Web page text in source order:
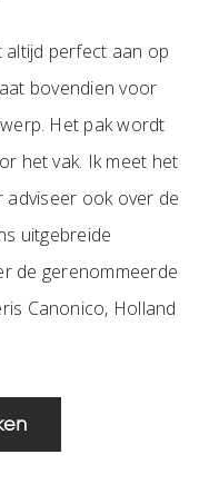
altijd perfect aan op
bovendien voor
Het pak wordt
het vak. Ik meet het
adviseer ook over de
uitgebreide
de gerenommeerde
Canonico, Holland